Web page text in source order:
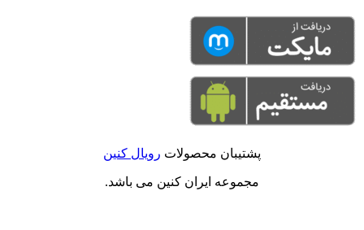
پشتیبان محصولات رویال کنین
مجموعه ایران کنین می باشد.